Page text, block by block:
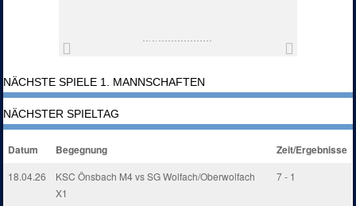
NÄCHSTE SPIELE 1. MANNSCHAFTEN
NÄCHSTER SPIELTAG
Datum Begegnung Zeit/Ergebnisse
18.04.26
KSC Önsbach M4 vs SG Wolfach/Oberwolfach
X1
7 - 1